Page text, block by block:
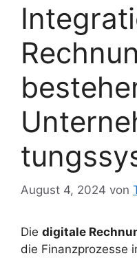
August 4, 2024 von
Die digitale
die Finanzprozesse